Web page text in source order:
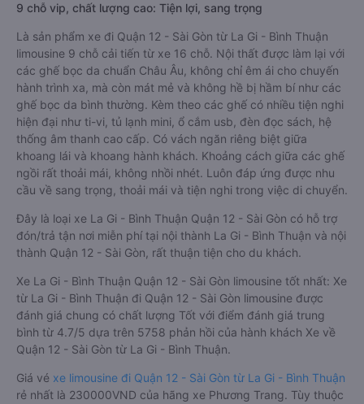
9 chỗ vip, chất lượng cao: Tiện lợi, sang trọng
Là sản phẩm xe đi Quận 12 - Sài Gòn từ La Gi - Bình Thuận
limousine 9 chỗ cải tiến từ xe 16 chỗ. Nội thất được làm lại với
các ghế bọc da chuẩn Châu Âu, không chỉ êm ái cho chuyến
hành trình xa, mà còn mát mẻ và không hề bị hầm bí như các
ghế bọc da bình thường. Kèm theo các ghế có nhiều tiện nghi
hiện đại như ti-vi, tủ lạnh mini, ổ cắm usb, đèn đọc sách, hệ
thống âm thanh cao cấp. Có vách ngăn riêng biệt giữa
khoang lái và khoang hành khách. Khoảng cách giữa các ghế
ngồi rất thoải mái, không nhồi nhét. Luôn đáp ứng được nhu
cầu về sang trọng, thoải mái và tiện nghi trong việc di chuyển.
Đây là loại xe La Gi - Bình Thuận Quận 12 - Sài Gòn có hỗ trợ
đón/trả tận nơi miễn phí tại nội thành La Gi - Bình Thuận và nội
thành Quận 12 - Sài Gòn, rất thuận tiện cho du khách.
Xe La Gi - Bình Thuận Quận 12 - Sài Gòn limousine tốt nhất: Xe
từ La Gi - Bình Thuận đi Quận 12 - Sài Gòn limousine được
đánh giá chung có chất lượng Tốt với điểm đánh giá trung
bình từ 4.7/5 dựa trên 5758 phản hồi của hành khách Xe về
Quận 12 - Sài Gòn từ La Gi - Bình Thuận.
Giá vé xe limousine đi Quận 12 - Sài Gòn từ La Gi - Bình Thuận
rẻ nhất là 230000VND của hãng xe Phương Trang. Tùy thuộc